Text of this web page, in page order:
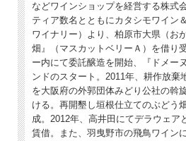
●雨に苦しんだ 2023 年
新梢がすくすく伸びる 5 月上旬から結実まで、
いタイミングで長期 間、病害の脅威にさらされ
アといえど、シーズンを通して防除にはと ても
しまったものの、品質としては糖と酸のバラン
ました
●デラウェアの特徴をマルっと表
収穫のタイミングによってブドウの味わいの特
大切にしてワインを作 るようにしています。早
だキレのあるフレッシュな味わいで、熟して く
ます。酸と糖のバランスが良く果実味が一番感
るので、 オレンジワインという形で、デラウェ
などワインショップを経営する株式
ティア数名とともにカタシモワイン
ワイナリー）より、柏原市大県（お
畑』（マスカットベリーＡ）を借り
ー内にて委託醸造を開始、『ドメー
ンドのスタート。2011年、耕作放棄
を大阪府の外郭団体みどり公社の斡
ける。再開墾し垣根仕立てのぶどう
成。2012年、高井田にてデラウェア
賃借。また、羽曳野市の飛鳥ワイン